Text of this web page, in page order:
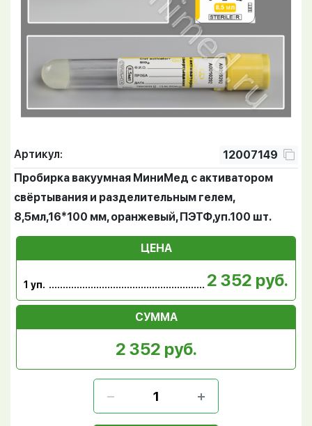
Артикул:
12007149
Пробирка вакуумная МиниМед с активатором
свёртывания и разделительным гелем,
8,5мл,16*100 мм, оранжевый, ПЭТФ,уп.100 шт.
ЦЕНА
1 уп. 2 352 руб.
СУММА
2 352 руб.